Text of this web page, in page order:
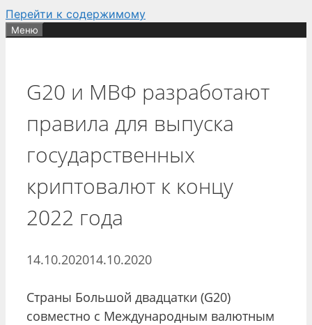
Перейти к содержимому
Меню
G20 и МВФ разработают
правила для выпуска
государственных
криптовалют к концу
2022 года
14.10.202014.10.2020
Страны Большой двадцатки (G20)
совместно с Международным валютным